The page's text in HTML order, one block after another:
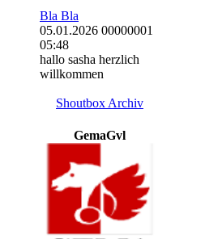
Bla Bla
05.01.2026 00000001
05:48
hallo sasha herzlich
willkommen
Shoutbox Archiv
GemaGvl